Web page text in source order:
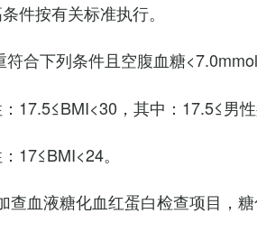
件按有关标准执行。
符合下列条件且空腹血糖
：17.5≤BMI<30，其中：17.5≤男
17≤BMI<24。
查血液糖化血红蛋白检查项目，